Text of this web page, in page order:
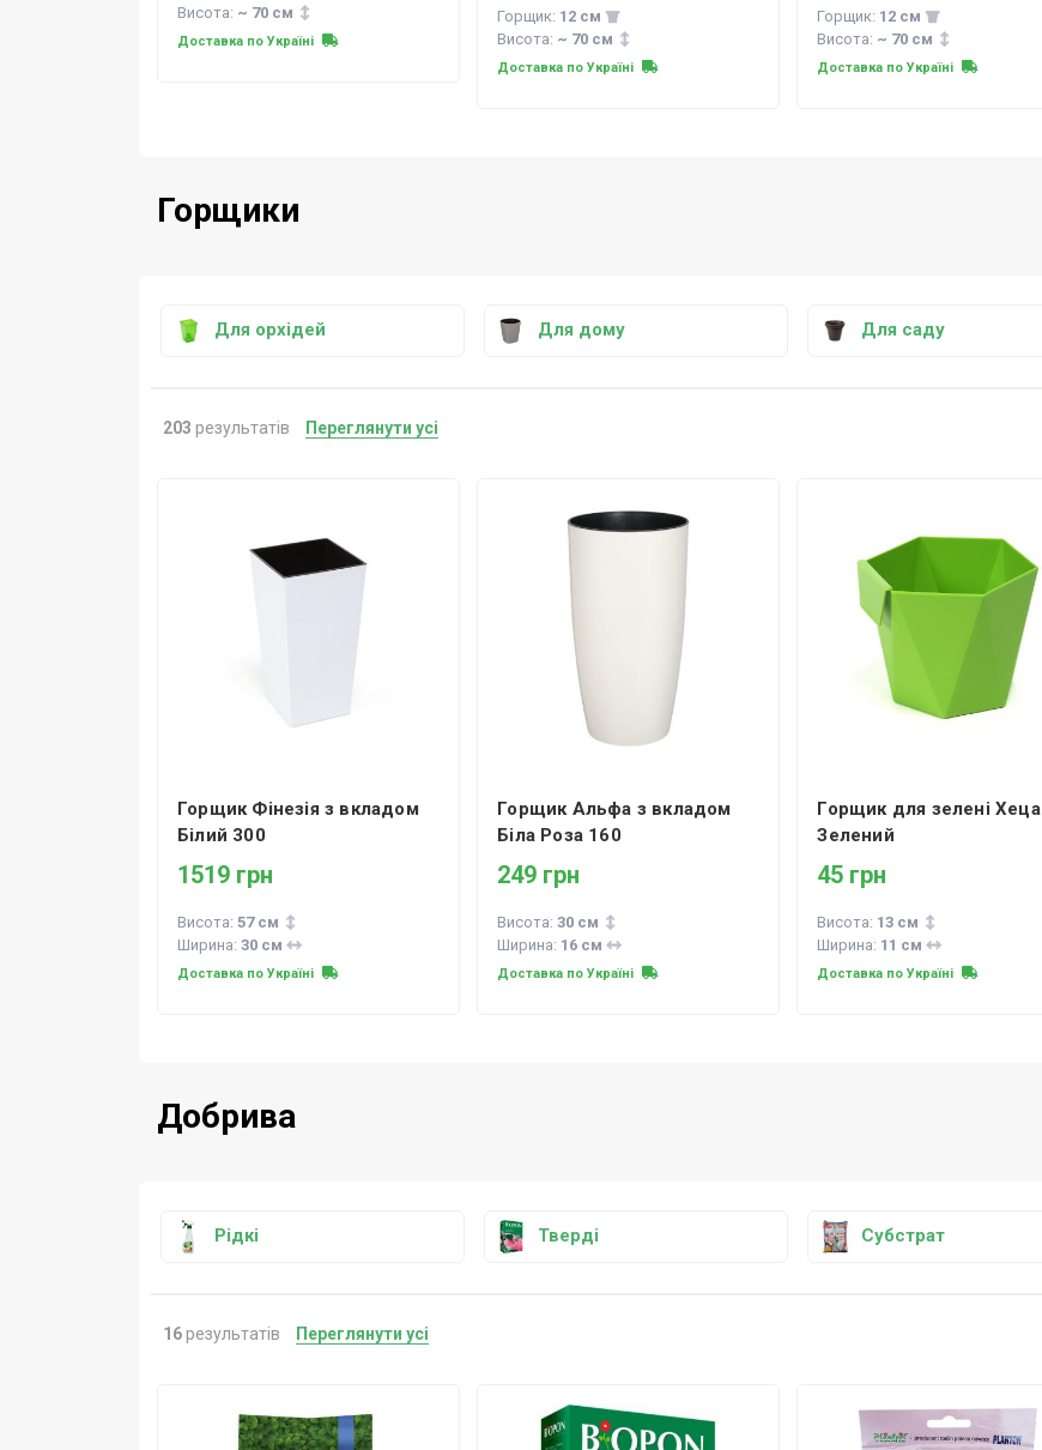
Висота: ~ 70 см
Доставка по Україні
Горщик: 12 см
Висота: ~ 70 см
Доставка по Україні
Горщик: 12 см
Висота: ~ 70 см
Доставка по Україні
Горщики
Для орхідей Для дому Для саду
203 результатів Переглянути усі
Горщик Фінезія з вкладом
Білий 300
1519 грн
Висота: 57 см
Ширина: 30 см
Доставка по Україні
Горщик Альфа з вкладом
Біла Роза 160
249 грн
Висота:30 см
Ширина: 16 см
Доставка по Україні
Горщик для зелені Хеца
Зелений
45 грн
Висота: 13 см
Ширина: 11 см
Доставка по Україні
Добрива
Рідкі Тверді Субстрат
16результатів Переглянути усі